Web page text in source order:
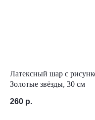
Латексный шар с
Золотые звёзды, 30 см
260 р.